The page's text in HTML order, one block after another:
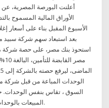
الأوراق المالية المسموح
بعد استبعاد سهم شركة سبيد
استحوذ بنك مصر، على حصة شركة
الوحدات المباعة من قبل شركة
المبيعات بالوحدات / إجمالي مبيعات السوق بالوحدات.